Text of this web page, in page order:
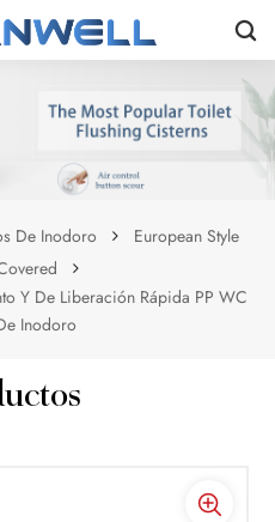
De Inodoro
European Style
Y De Liberación Rápida PP WC
Inodoro